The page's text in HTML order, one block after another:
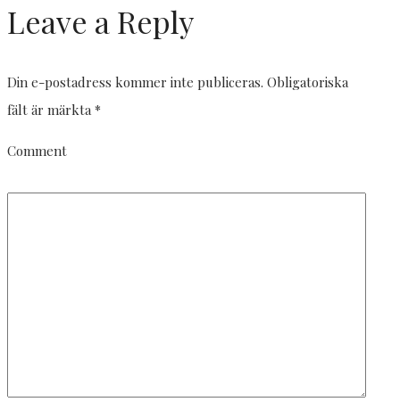
Leave a Reply
Din e-postadress kommer inte publiceras. Obligatoriska
fält är märkta*
Comment